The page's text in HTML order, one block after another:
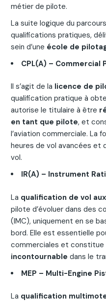
métier de pilote.
La suite logique du
qualifications pratiques,
sein d’une école de
CPL(A) – Commercial
Il s’agit de la licence de
qualification pratique à
autorise le titulaire à être
en tant que pilote, et
l’aviation commerciale. La
heures de vol avancées et
vol.
IR(A) – Instrument
La qualification de vol
pilote d’évoluer dans des
(IMC), uniquement en se
bord. Elle est essentielle
commerciales et constitue
incontournable dans le
MEP – Multi-Engine
La qualification